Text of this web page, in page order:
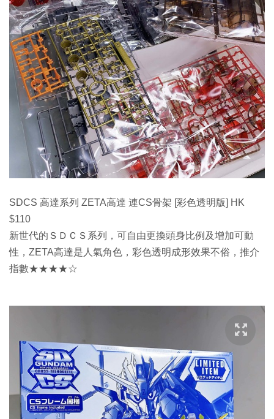
SDCS 高達系列 ZETA高達 連CS骨架 [彩色透明版] HK
$110
新世代的ＳＤＣＳ系列，可自由更換頭身比例及增加可動
性，ZETA高達是人氣角色，彩色透明成形效果不俗，推介
指數★★★★☆